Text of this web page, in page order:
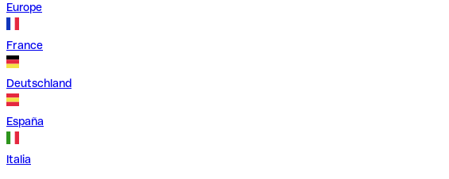
Europe
France
Deutschland
España
Italia